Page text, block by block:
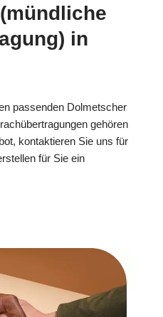
in
passenden Dolmetscher
gehören
kontaktieren Sie uns für
für Sie ein